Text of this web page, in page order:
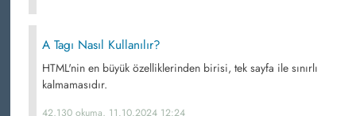
A Tagı Nasıl Kullanılır?
HTML'nin en büyük özelliklerinden birisi, tek sayfa ile sınırlı
kalmamasıdır.
42,130 okuma, 11.10.2024 12:24